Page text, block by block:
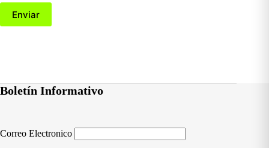
Enviar
Boletín Informativo
Correo Electronico